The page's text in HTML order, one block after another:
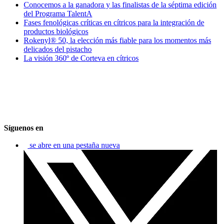
Conocemos a la ganadora y las finalistas de la séptima edición
del Programa TalentA
Fases fenológicas críticas en cítricos para la integración de
productos biológicos
Rokenyl® 50, la elección más fiable para los momentos más
delicados del pistacho
La visión 360º de Corteva en cítricos
Síguenos en
se abre en una pestaña nueva